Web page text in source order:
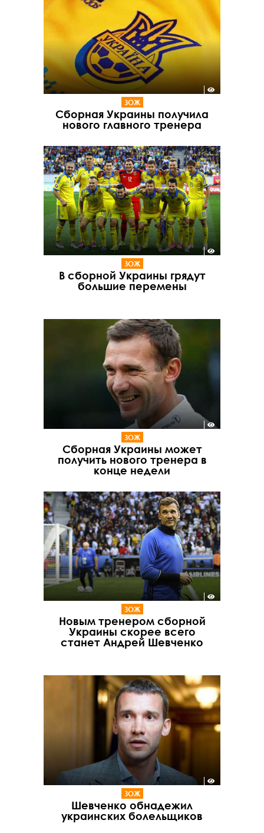
ЗОЖ
Сборная Украины получила
нового главного тренера
ЗОЖ
В сборной Украины грядут
большие перемены
ЗОЖ
Сборная Украины может
получить нового тренера в
конце недели
ЗОЖ
Новым тренером сборной
Украины скорее всего
станет Андрей Шевченко
ЗОЖ
Шевченко обнадежил
украинских болельщиков